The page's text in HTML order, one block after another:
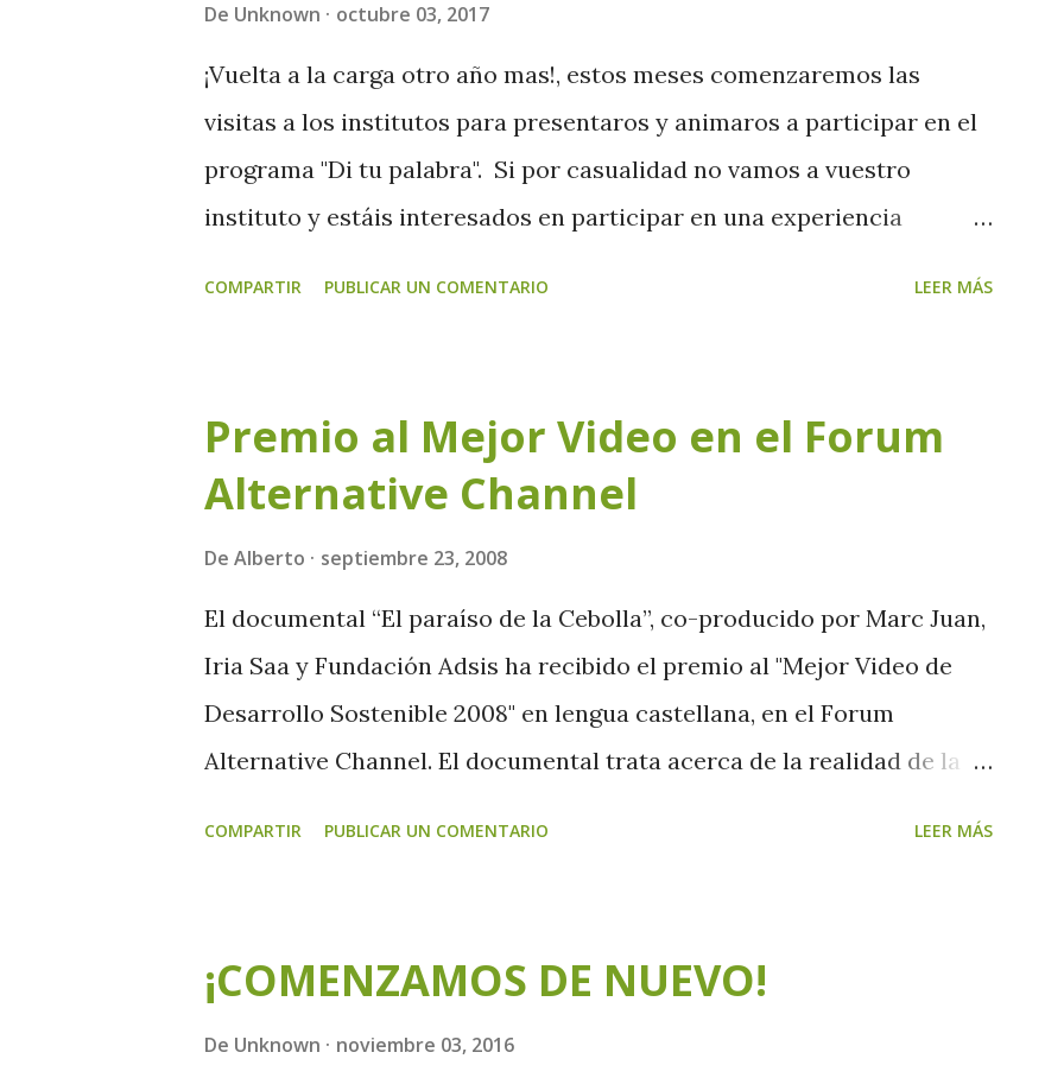
De Unknown octubre 03, 2017
¡Vuelta a la carga otro año mas!, estos meses comenzaremos las
visitas a los institutos para presentaros y animaros a participar en el
programa "Di tu palabra". Si por casualidad no vamos a vuestro
instituto y estáis interesados en participar en una experiencia
COMPARTIR PUBLICAR UN COMENTARIO LEER MÁS
Premio al Mejor Video en el Forum
Alternative Channel
De Alberto septiembre 23, 2008
El documental “El paraíso de la Cebolla”, co-producido por Marc Juan,
Iria Saa y Fundación Adsis ha recibido el premio al "Mejor Video de
Desarrollo Sostenible 2008" en lengua castellana, en el Forum
Alternative Channel. El documental trata acerca de la realidad de la
Paul ALLARD (Presidente y director general de Alternative Media
Initiative), Aziyadé POLTIER MUTAL (Programa de los Naciones
COMPARTIR PUBLICAR UN COMENTARIO LEER MÁS
¡COMENZAMOS DE NUEVO!
De Unknown noviembre 03, 2016